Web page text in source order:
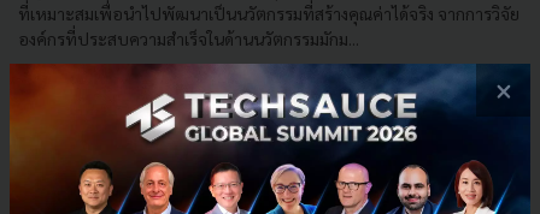
ที่เหมาะสมเพื่อนำไปพัฒนาเป็นนวัตกรรมที่สร้างคุณค่าได้จริง จากการวิจัย
องค์กรที่ประสบความสำเร็จในด้านนวัตกรรมมักม...
| By
นวัตกรรม 4 pillars innovation
×